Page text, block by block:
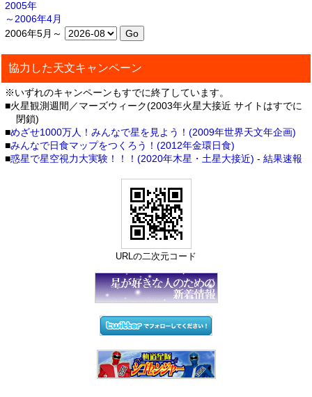
2005年
～2006年4月
2006年5月～
協力した天文キャンペーン
※いずれのキャンペーンもすでに終了しています。
■火星観測週間／マーズウィーク(2003年火星大接近 サイトはすでに
閉鎖)
■めざせ1000万人！みんなで星を見よう！(2009年世界天文年企画)
■みんなで日食マップをつくろう！(2012年金環日食)
■惑星で星空視力大実験！！！(2020年木星・土星大接近) - 結果速報
URLの二次元コード